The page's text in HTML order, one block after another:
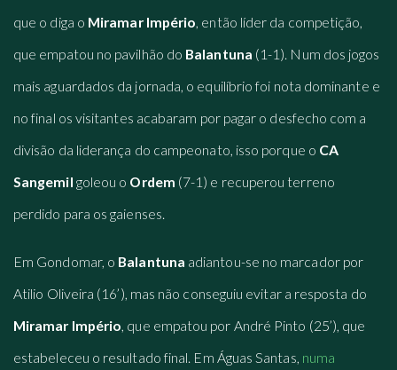
que o diga o Miramar Império, então líder da competição,
que empatou no pavilhão do Balantuna (1-1). Num dos jogos
mais aguardados da jornada, o equilíbrio foi nota dominante e
no final os visitantes acabaram por pagar o desfecho com a
divisão da liderança do campeonato, isso porque o CA
Sangemil goleou o Ordem (7-1) e recuperou terreno
perdido para os gaienses.
Em Gondomar, o Balantuna adiantou-se no marcador por
Atilio Oliveira (16’), mas não conseguiu evitar a resposta do
Miramar Império , que empatou por André Pinto (25’), que
estabeleceu o resultado final. Em Águas Santas, numa